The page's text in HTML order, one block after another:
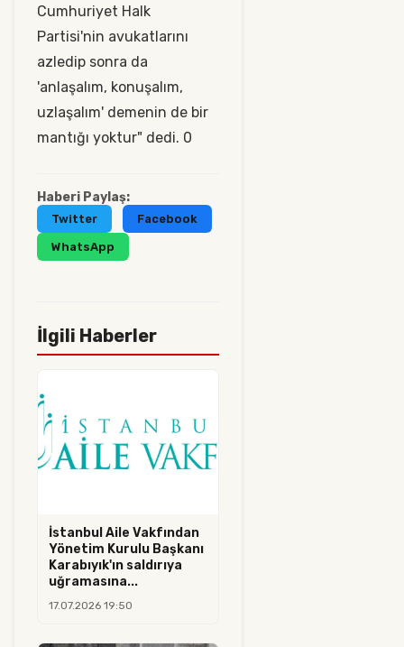
Cumhuriyet Halk
Partisi'nin avukatlarını
azledip sonra da
'anlaşalım, konuşalım,
uzlaşalım' demenin de bir
mantığı yoktur" dedi. 0
Haberi Paylaş:
Twitter Facebook
WhatsApp
İlgili Haberler
İstanbul Aile Vakfından
Yönetim Kurulu Başkanı
Karabıyık'ın saldırıya
uğramasına...
17.07.2026 19:50